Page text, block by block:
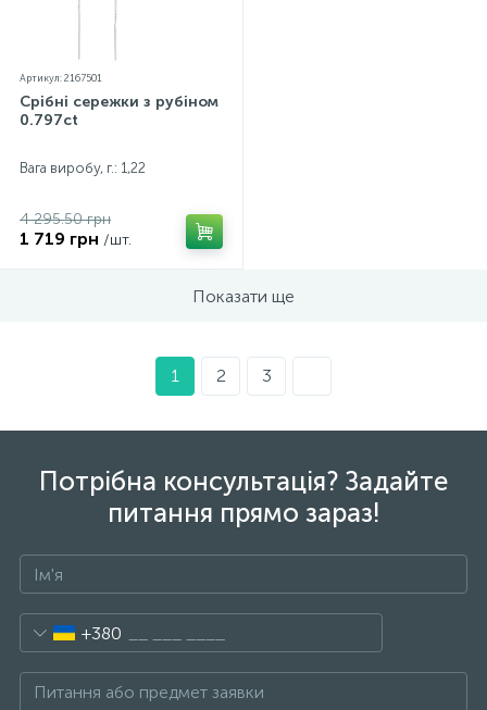
Артикул: 2167501
Срібні сережки з рубіном
0.797ct
Вага виробу, г.: 1,22
4 295.50 грн
1 719 грн /шт.
Показати ще
1 2 3
Потрібна консультація? Задайте
питання прямо зараз!
+380